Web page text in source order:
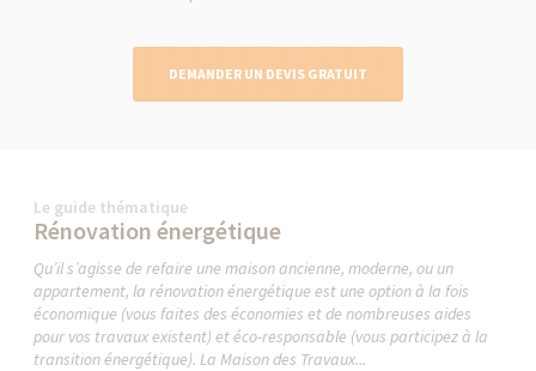
DEMANDER UN DEVIS GRATUIT
Le guide thématique
Rénovation énergétique
Qu’il s’agisse de refaire une maison ancienne, moderne, ou un
appartement, la rénovation énergétique est une option à la fois
économique (vous faites des économies et de nombreuses aides
pour vos travaux existent) et éco-responsable (vous participez à la
transition énergétique). La Maison des Travaux...